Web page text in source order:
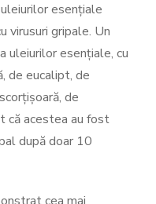
esențiale
virusuri gripale. Un
uleiurilor esențiale, cu
de eucalipt, de
de
că acestea au fost
după doar 10